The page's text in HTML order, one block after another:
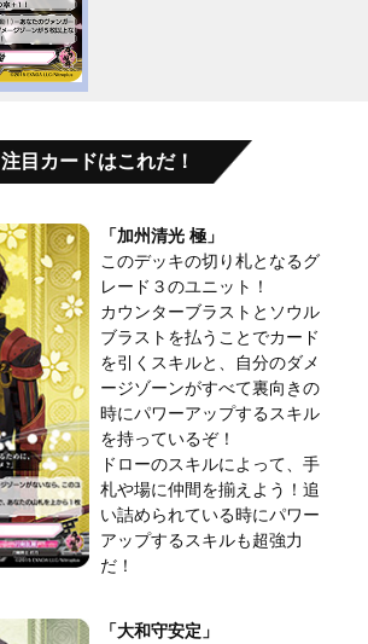
注目カードはこれだ！
「加州清光 極」
このデッキの切り札となるグ
レード３のユニット！
カウンターブラストとソウル
ブラストを払うことでカード
を引くスキルと、自分のダメ
ージゾーンがすべて裏向きの
時にパワーアップするスキル
を持っているぞ！
ドローのスキルによって、手
札や場に仲間を揃えよう！追
い詰められている時にパワー
アップするスキルも超強力
だ！
「大和守安定」